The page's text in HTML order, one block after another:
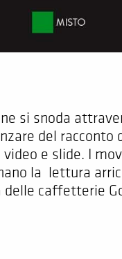
si snoda
del
e slide. I
la lettura
caffetterie